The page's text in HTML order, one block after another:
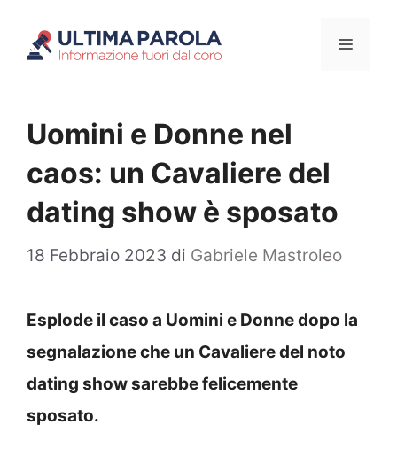
Menu
Uomini e Donne nel
caos: un Cavaliere del
dating show è sposato
18 Febbraio 2023 di Gabriele Mastroleo
Esplode il caso a Uomini e Donne dopo la
segnalazione che un Cavaliere del noto
dating show sarebbe felicemente
sposato.